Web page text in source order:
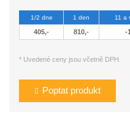
1/2 dne 1 den 11 a
405,- 810,- -
* Uvedené ceny jsou včetně DPH.
Poptat produkt